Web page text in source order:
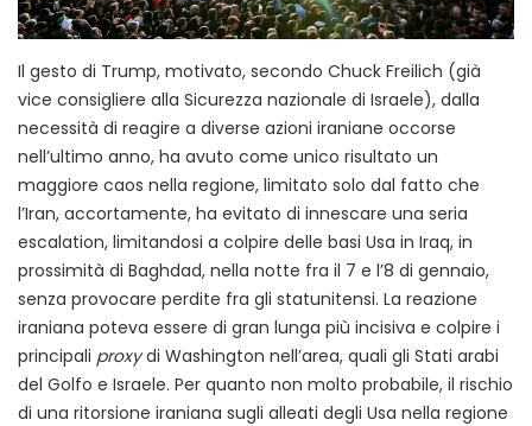
Il gesto di Trump, motivato, secondo Chuck Freilich (già
vice consigliere alla Sicurezza nazionale di Israele), dalla
necessità di reagire a diverse azioni iraniane occorse
nell’ultimo anno, ha avuto come unico risultato un
maggiore caos nella regione, limitato solo dal fatto che
l’Iran, accortamente, ha evitato di innescare una seria
escalation, limitandosi a colpire delle basi Usa in Iraq, in
prossimità di Baghdad, nella notte fra il 7 e l’8 di gennaio,
senza provocare perdite fra gli statunitensi. La reazione
iraniana poteva essere di gran lunga più incisiva e colpire i
principali proxydi Washington nell’area, quali gli Stati arabi
del Golfo e Israele. Per quanto non molto probabile, il rischio
di una ritorsione iraniana sugli alleati degli Usa nella regione